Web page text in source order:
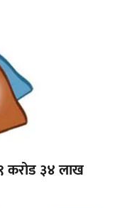
करोड ३४ लाख